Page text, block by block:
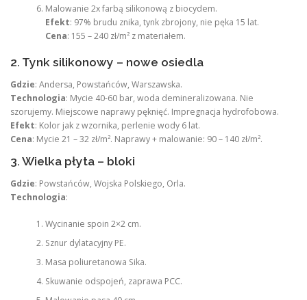
Malowanie 2x farbą silikonową z biocydem.
Efekt: 97% brudu znika, tynk zbrojony, nie pęka 15 lat.
Cena: 155 – 240 zł/m² z materiałem.
2. Tynk silikonowy – nowe osiedla
Gdzie: Andersa, Powstańców, Warszawska.
Technologia: Mycie 40-60 bar, woda demineralizowana. Nie
szorujemy. Miejscowe naprawy pęknięć. Impregnacja hydrofobowa.
Efekt: Kolor jak z wzornika, perlenie wody 6 lat.
Cena: Mycie 21 – 32 zł/m². Naprawy + malowanie: 90 – 140 zł/m².
3. Wielka płyta – bloki
Gdzie: Powstańców, Wojska Polskiego, Orla.
Technologia:
Wycinanie spoin 2×2 cm.
Sznur dylatacyjny PE.
Masa poliuretanowa Sika.
Skuwanie odspojeń, zaprawa PCC.